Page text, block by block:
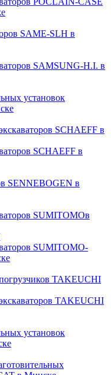
SAME-SLH в
SAMSUNG-H.I. в
установок
SCHAEFF в
SCHAEFF в
SENNEBOGEN в
SUMITOMOв
SUMITOMO-
TAKEUCHI
TAKEUCHI
установок